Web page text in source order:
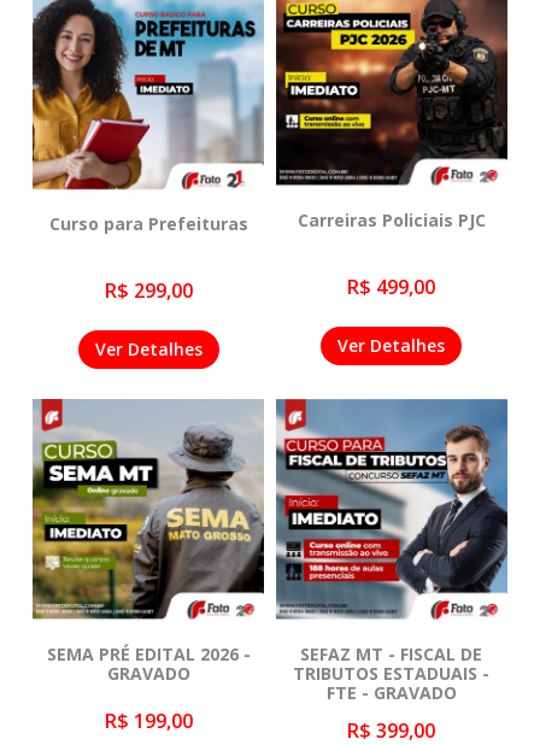
Curso para Prefeituras
R$ 299,00
Ver Detalhes
Carreiras Policiais PJC
R$ 499,00
Ver Detalhes
SEMA PRÉ EDITAL 2026 -
GRAVADO
R$ 199,00
SEFAZ MT - FISCAL DE
TRIBUTOS ESTADUAIS -
FTE - GRAVADO
R$ 399,00